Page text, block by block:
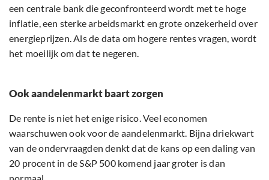
een centrale bank die geconfronteerd wordt met te hoge
inflatie, een sterke arbeidsmarkt en grote onzekerheid over
energieprijzen. Als de data om hogere rentes vragen, wordt
het moeilijk om dat te negeren.
Ook aandelenmarkt baart zorgen
De rente is niet het enige risico. Veel economen
waarschuwen ook voor de aandelenmarkt. Bijna driekwart
van de ondervraagden denkt dat de kans op een daling van
20 procent in de S&P 500 komend jaar groter is dan